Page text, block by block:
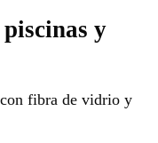
y
fibra de vidrio y